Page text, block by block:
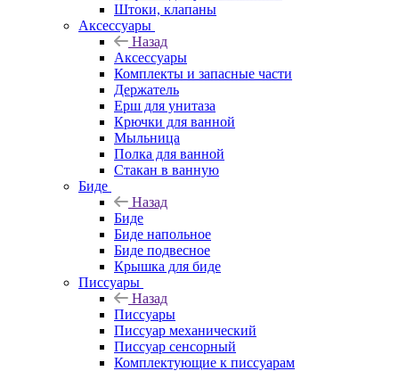
Штоки, клапаны
Аксессуары
Назад
Аксессуары
Комплекты и запасные части
Держатель
Ерш для унитаза
Крючки для ванной
Мыльница
Полка для ванной
Стакан в ванную
Биде
Назад
Биде
Биде напольное
Биде подвесное
Крышка для биде
Писсуары
Назад
Писсуары
Писсуар механический
Писсуар сенсорный
Комплектующие к писсуарам